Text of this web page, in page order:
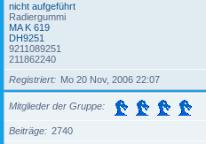
nicht aufgeführt
Radiergummi
MA K 619
DH9251
9211089251
211862240
Registriert
Mo 20 Nov, 2006 22:07
Mitglieder der Gruppe
Beiträge
2740